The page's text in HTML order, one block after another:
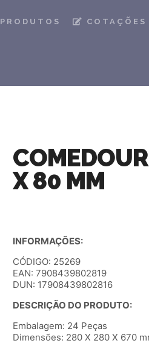
PRODUTOS COTAÇÕES
X 80 MM
INFORMAÇÕES:
CÓDIGO: 25269
EAN: 7908439802819
DUN: 17908439802816
DESCRIÇÃO DO PRODUTO:
Embalagem: 24 Peças
Dimensões: 280 X 280 X 670